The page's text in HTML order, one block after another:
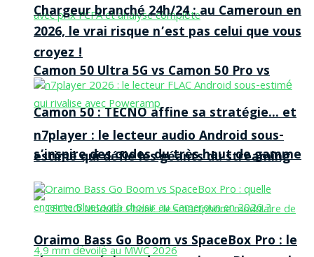
Camon 50 Ultra 5G vs Camon 50 Pro vs
Camon 50 : TECNO affine sa stratégie… et
s’inspire des codes du très haut de gamme
Chargeur branché 24h/24 : au Cameroun en
2026, le vrai risque n’est pas celui que vous
croyez !
n7player : le lecteur audio Android sous-
estimé qui défie les géants du streaming
Oraimo Bass Go Boom vs SpaceBox Pro : le